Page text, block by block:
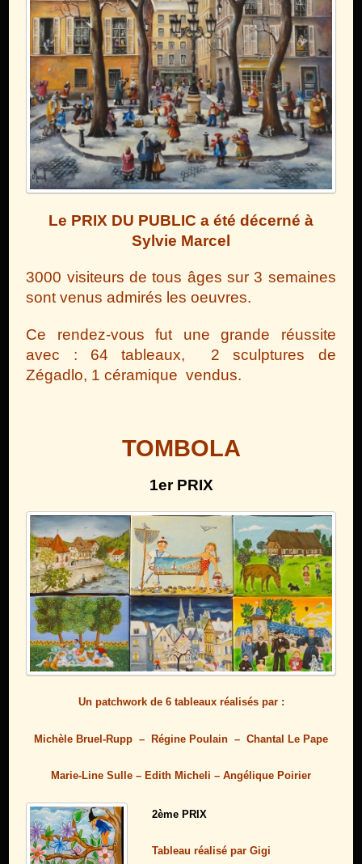
Le PRIX DU PUBLIC a été décerné à
Sylvie Marcel
3000 visiteurs de tous âges sur 3 semaines
sont venus admirés les oeuvres.
Ce rendez-vous fut une grande réussite
avec : 64 tableaux, 2 sculptures de
Zégadlo, 1 céramique vendus.
TOMBOLA
1er PRIX
Un patchwork de 6 tableaux réalisés par :
Michèle Bruel-Rupp – Régine Poulain – Chantal Le Pape
Marie-Line Sulle – Edith Micheli – Angélique Poirier
2ème PRIX
Tableau réalisé par Gigi